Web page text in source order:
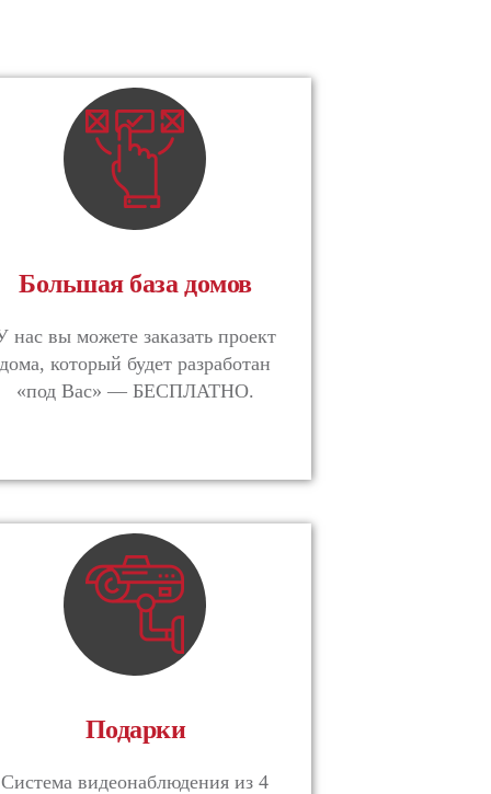
Большая база домов
нас вы можете заказать проект
дома, который будет разработан
«под Вас» — БЕСПЛАТНО.
Подарки
Система видеонаблюдения из 4